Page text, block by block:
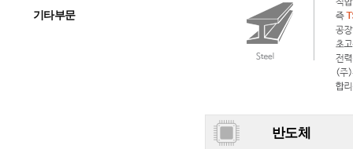
기타부문
반도체